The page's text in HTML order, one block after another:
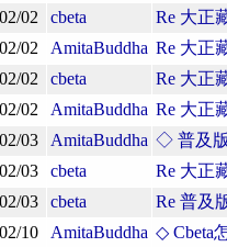
02/02 cbeta
Re 大正
02/02 AmitaBuddha Re 大正
02/02 cbeta
Re 大正
02/02 AmitaBuddha Re 大正
02/03 AmitaBuddha ◇ 普及
02/03 cbeta
Re 大正
02/03 cbeta
Re 普及
02/10 AmitaBuddha ◇ Cbeta